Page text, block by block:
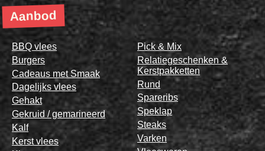
Aanbod
BBQ vlees
Burgers
Cadeaus met Smaak
Dagelijks vlees
Gehakt
Gekruid / gemarineerd
Kalf
Kerst vlees
Pick & Mix
Relatiegeschenken &
Kerstpakketten
Rund
Spareribs
Speklap
Steaks
Varken